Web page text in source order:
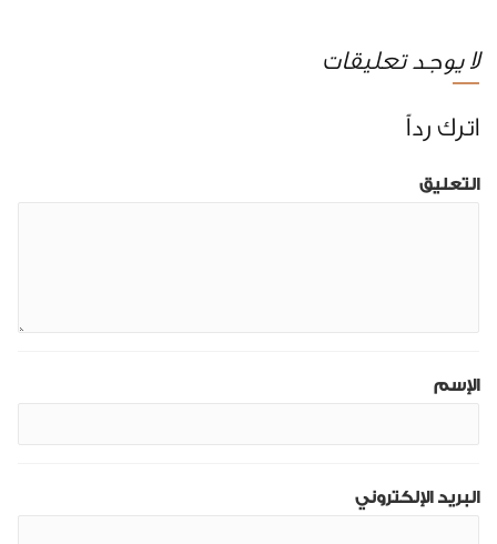
لا يوجد تعليقات
اترك رداً
التعليق
الإسم
البريد الإلكتروني